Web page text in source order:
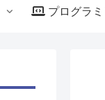
プログラ